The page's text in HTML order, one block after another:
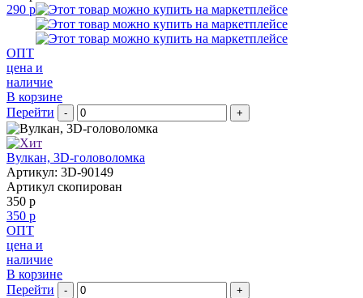
290 р
ОПТ
цена и
наличие
В корзине
Перейти
- +
Вулкан, 3D-головоломка
Артикул: 3D-90149
Артикул скопирован
350 р
350 р
ОПТ
цена и
наличие
В корзине
Перейти
- +